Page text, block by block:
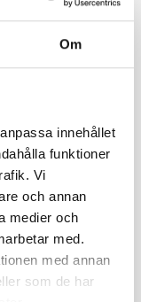
Om
innehållet
funktioner
Vi
och annan
medier och
med.
med annan
som de har
och UTV som har
levereras